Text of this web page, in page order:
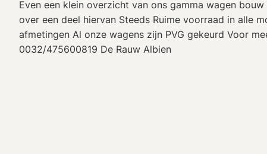
Even een klein overzicht van ons gamma wagen
over een deel hiervan Steeds Ruime voorraad in alle
afmetingen Al onze wagens zijn PVG gekeurd Voor
0032/475600819 De Rauw Albien